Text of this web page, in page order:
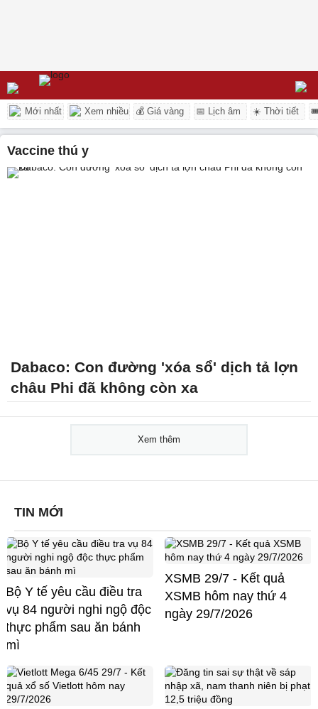
Mới nhất Xem nhiều 💰 Giá vàng 📅 Lịch âm ☀️ Thời tiết
vaccine thú y
Dabaco: Con đường 'xóa sổ' dịch tả lợn
châu Phi đã không còn xa
Xem thêm
TIN MỚI
Bộ Y tế yêu cầu điều tra
vụ 84 người nghi ngộ độc
thực phẩm sau ăn bánh
mì
XSMB 29/7 - Kết quả
XSMB hôm nay thứ 4
ngày 29/7/2026